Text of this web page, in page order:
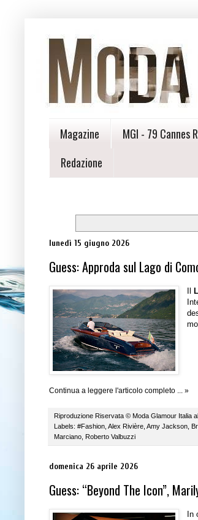
Magazine MGI - 79 Cannes
Redazione
lunedì 15 giugno 2026
Guess: Approda sul Lago di
Continua a leggere l'articolo completo ... »
Riproduzione Riservata © Moda Glamour Italia
Labels: #Fashion Alex Rivière Amy Jackson
Marciano
Roberto Valbuzzi
domenica 26 aprile 2026
Guess: “Beyond The Icon”,
In